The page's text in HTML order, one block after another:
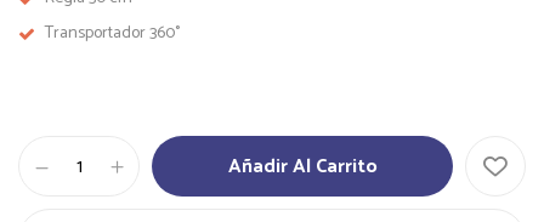
Transportador 360°
geométrico
Añadir Al Carrito